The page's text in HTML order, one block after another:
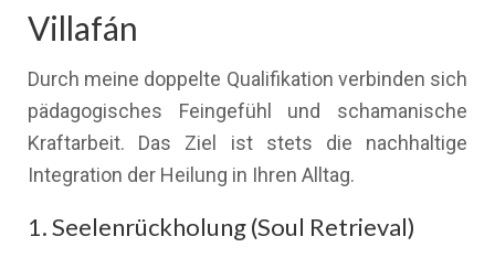
Villafán
Durch meine doppelte Qualifikation verbinden sich
pädagogisches Feingefühl und schamanische
Kraftarbeit. Das Ziel ist stets die nachhaltige
Integration der Heilung in Ihren Alltag.
1. Seelenrückholung (Soul Retrieval)